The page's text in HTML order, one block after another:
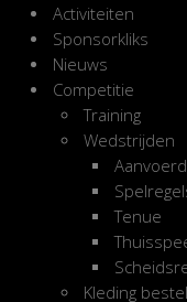
Activiteiten
Sponsorkliks
Nieuws
Competitie
Training
Wedstrijden
Tenue
Kleding